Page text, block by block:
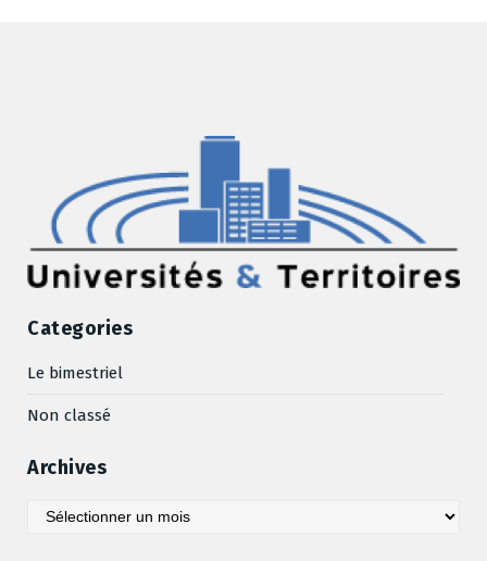
Categories
Le bimestriel
Non classé
Archives
Archives